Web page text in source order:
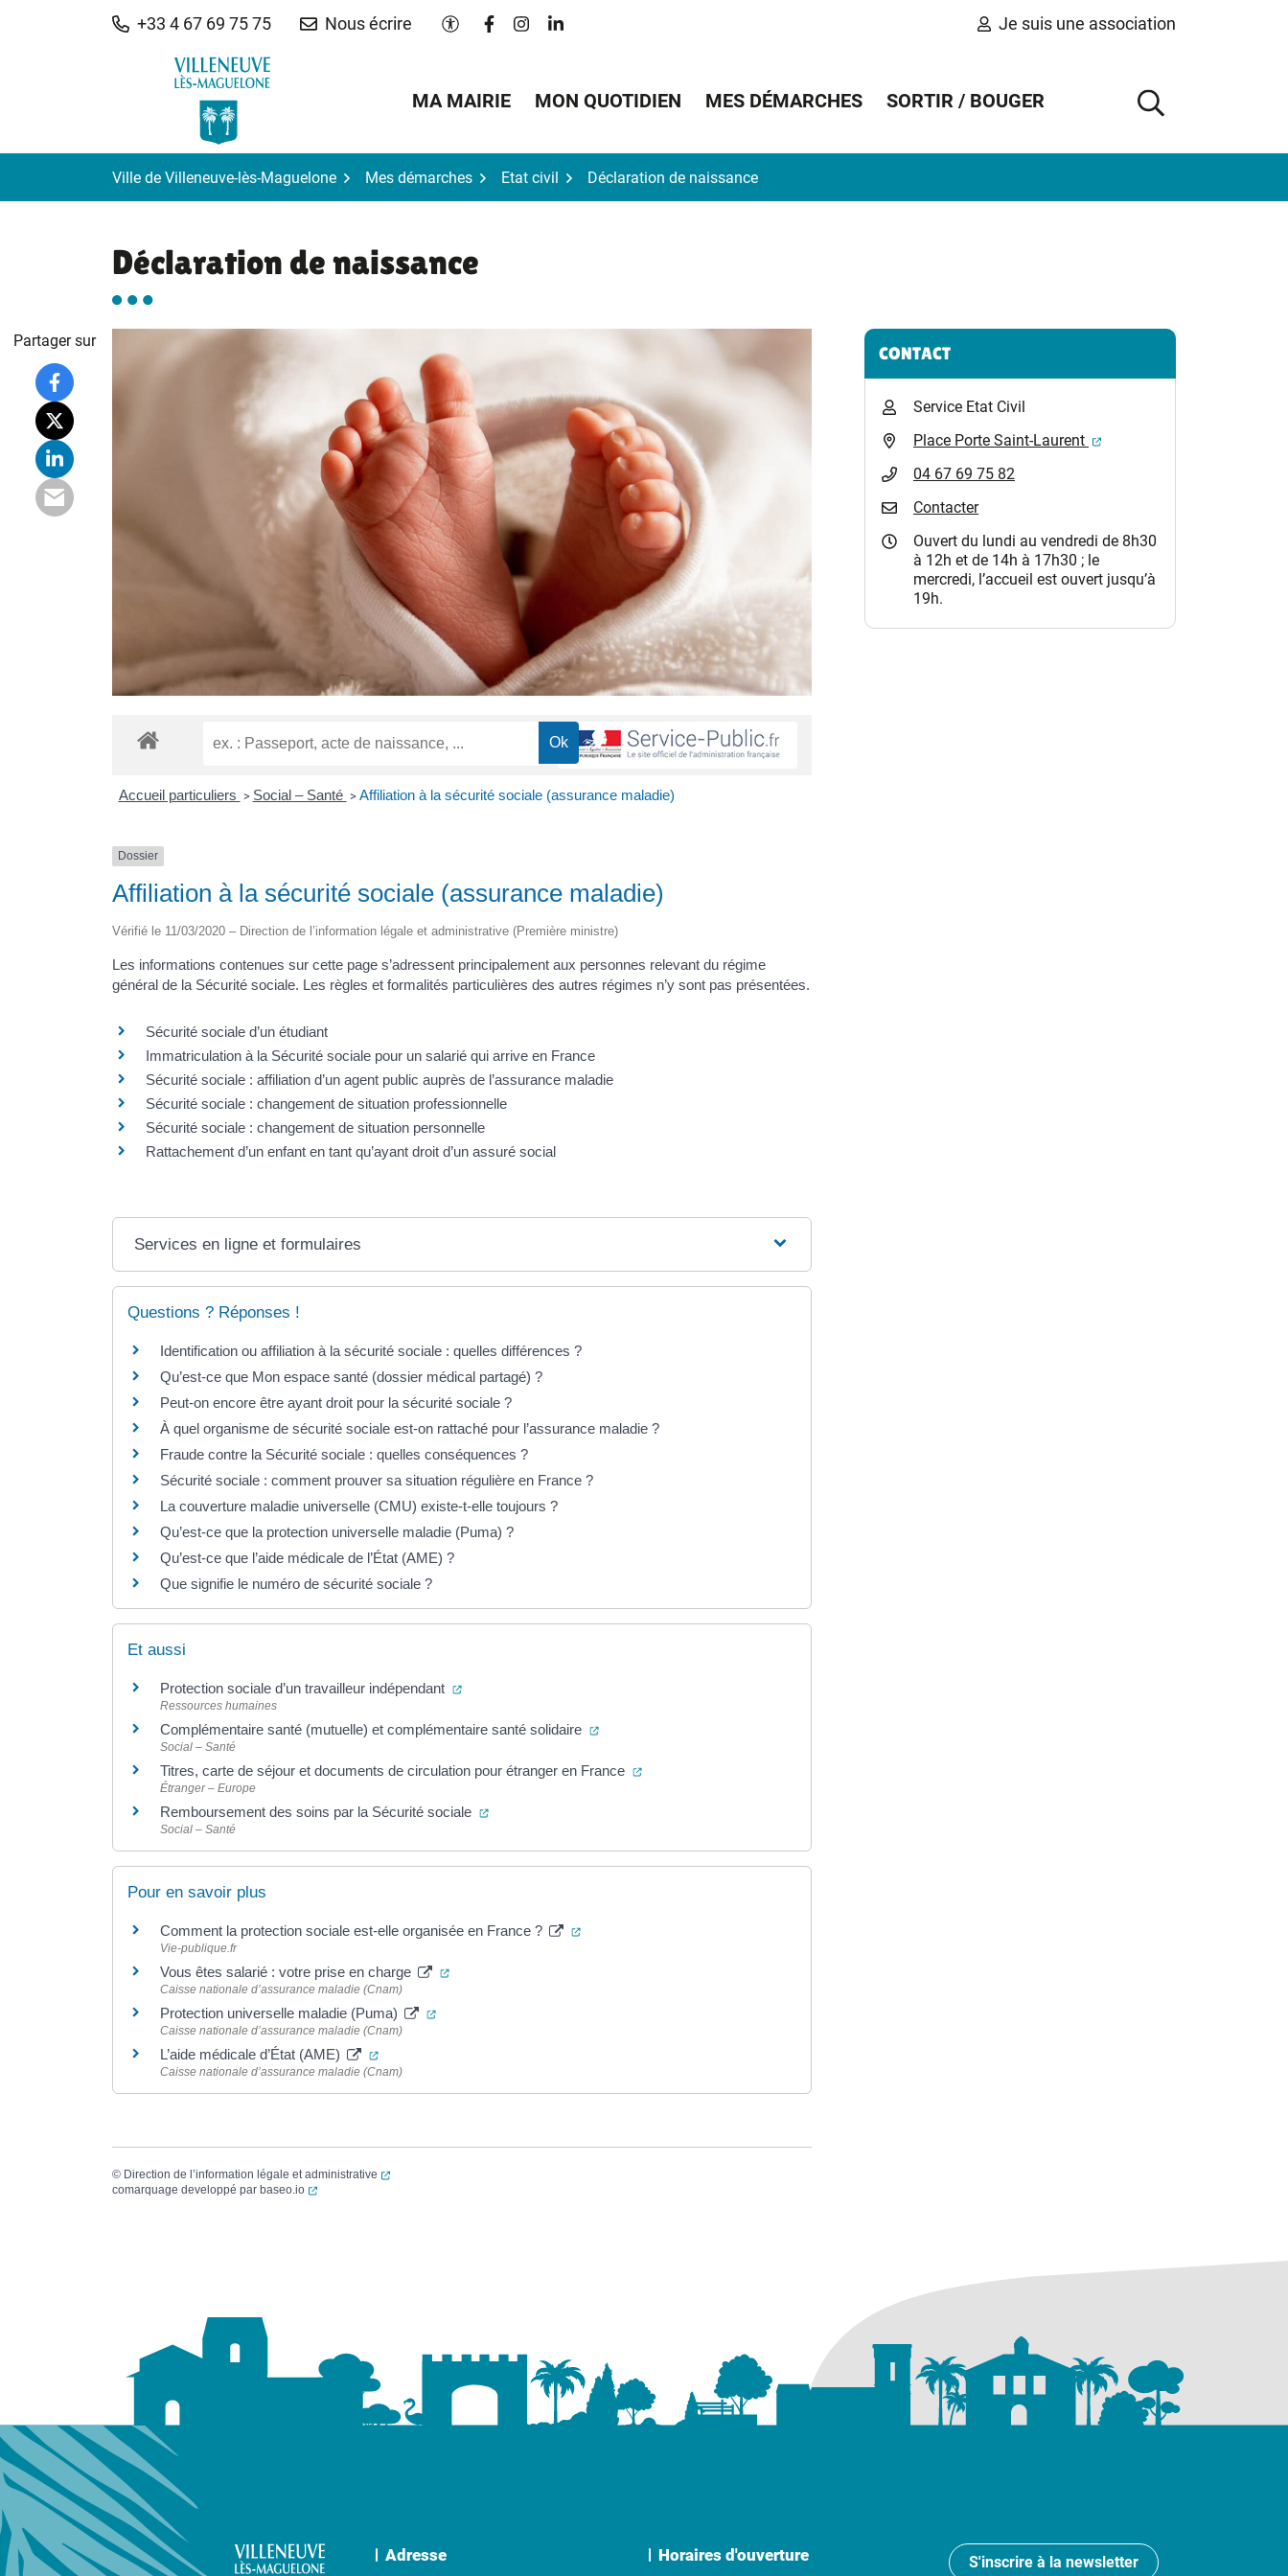
+33 4 67 69 75 75 Nous écrire Paramètres d'accessibilité
Lien vers le compte Facebook
Lien vers le compte Instagram
Lien vers le compte Linkedin Je suis une association
MA MAIRIE MON QUOTIDIEN MES DÉMARCHES SORTIR / BOUGER
AFFICHER
Ville de Villeneuve-lès-Maguelone Mes démarches Etat civil Déclaration de naissance
Déclaration de naissance
Accueil particuliers > Social – Santé > Affiliation à la sécurité sociale (assurance maladie)
Dossier
Affiliation à la sécurité sociale (assurance maladie)
Vérifié le 11/03/2020 – Direction de l’information légale et administrative (Première ministre)
Les informations contenues sur cette page s’adressent principalement aux personnes relevant du régime
général de la Sécurité sociale. Les règles et formalités particulières des autres régimes n’y sont pas présentées.
Sécurité sociale d’un étudiant
Immatriculation à la Sécurité sociale pour un salarié qui arrive en France
Sécurité sociale : affiliation d’un agent public auprès de l’assurance maladie
Sécurité sociale : changement de situation professionnelle
Sécurité sociale : changement de situation personnelle
Rattachement d’un enfant en tant qu’ayant droit d’un assuré social
Services en ligne et formulaires
Questions ? Réponses !
Identification ou affiliation à la sécurité sociale : quelles différences ?
Qu’est-ce que Mon espace santé (dossier médical partagé) ?
Peut-on encore être ayant droit pour la sécurité sociale ?
À quel organisme de sécurité sociale est-on rattaché pour l’assurance maladie ?
Fraude contre la Sécurité sociale : quelles conséquences ?
Sécurité sociale : comment prouver sa situation régulière en France ?
La couverture maladie universelle (CMU) existe-t-elle toujours ?
Qu’est-ce que la protection universelle maladie (Puma) ?
Qu’est-ce que l’aide médicale de l’État (AME) ?
Que signifie le numéro de sécurité sociale ?
Et aussi
Protection sociale d’un travailleur indépendant (ouverture dans un nouvel onglet)
Ressources humaines
Complémentaire santé (mutuelle) et complémentaire santé solidaire (ouverture dans un nouvel onglet)
Social – Santé
Titres, carte de séjour et documents de circulation pour étranger en France (ouverture dans un nouvel onglet)
Étranger – Europe
Remboursement des soins par la Sécurité sociale (ouverture dans un nouvel onglet)
Social – Santé
Pour en savoir plus
Comment la protection sociale est-elle organisée en France ? (ouverture dans un nouvel onglet)
Vie-publique.fr
Vous êtes salarié : votre prise en charge (ouverture dans un nouvel onglet)
Caisse nationale d’assurance maladie (Cnam)
Protection universelle maladie (Puma) (ouverture dans un nouvel onglet)
Caisse nationale d’assurance maladie (Cnam)
L’aide médicale d’État (AME) (ouverture dans un nouvel onglet)
Caisse nationale d’assurance maladie (Cnam)
© Direction de l’information légale et administrative
(ouverture dans un nouvel onglet)
comarquage developpé par baseo.io (ouverture dans un nouvel onglet)
Partager sur Informations complémentaires
CONTACT
Service Etat Civil
Place Porte Saint-Laurent
(ouverture dans un nouvel
04 67 69 75 82
Contacter
Ouvert du lundi au vendredi de 8h30
à 12h et de 14h à 17h30 ; le
mercredi, l’accueil est ouvert jusqu’à
19h.
Adresse Horaires d'ouverture S'inscrire à la newsletter